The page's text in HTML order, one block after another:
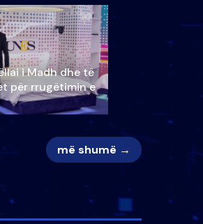
i Madh dhe të
për rrugëtimin e
më shumë →